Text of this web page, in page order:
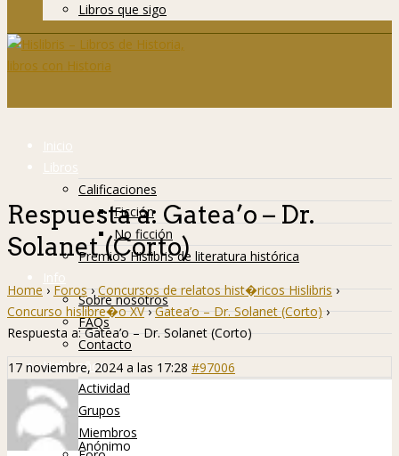
Libros que sigo
Inicio
Libros
Calificaciones
Ficción
No ficción
Premios Hislibris de literatura histórica
Info
Sobre nosotros
FAQs
Contacto
Hislibreños
Actividad
Grupos
Miembros
Respuesta a: Gatea’o – Dr.
Solanet (Corto)
Home › Foros › Concursos de relatos hist�ricos Hislibris ›
Concurso hislibre�o XV › Gatea’o – Dr. Solanet (Corto) ›
Respuesta a: Gatea’o – Dr. Solanet (Corto)
17 noviembre, 2024 a las 17:28 #97006
Anónimo